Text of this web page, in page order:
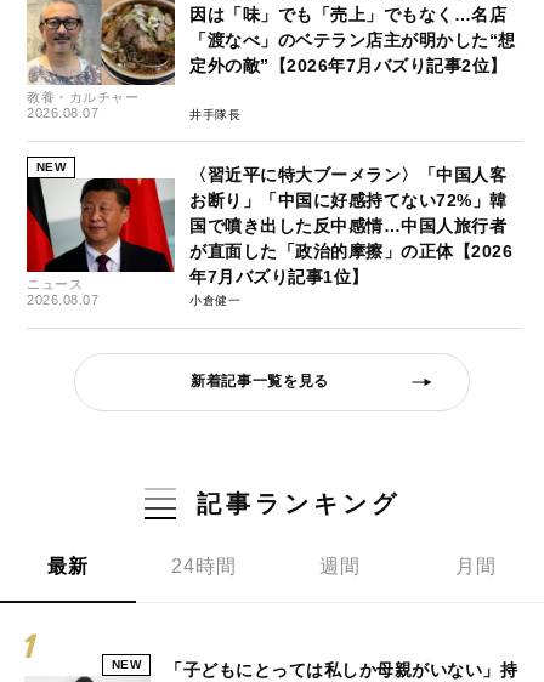
教養・カルチャー
2026.08.07
因は「味」でも「売上」でもなく…名店
「渡なべ」のベテラン店主が明かした“想
定外の敵”【2026年7月バズり記事2位】
井手隊長
NEW
ニュース
2026.08.07
〈習近平に特大ブーメラン〉「中国人客
お断り」「中国に好感持てない72%」韓
国で噴き出した反中感情…中国人旅行者
が直面した「政治的摩擦」の正体【2026
年7月バズり記事1位】
小倉健一
新着記事一覧を見る
記事ランキング
最新 24時間 週間 月間
NEW
「子どもにとっては私しか母親がいない」持